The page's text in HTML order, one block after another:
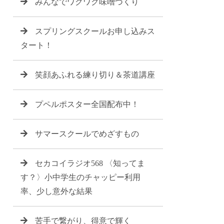
みんなでワクワク味噌づくり
スプリングスクールお申し込みス
タート！
笑顔あふれる練り切り＆茶道講座
プペルポスター全国配布中！
サマースクールでめざすもの
セカコイラジオ568 〈知ってま
す？〉小中学生のチャッピー利用
率、少し意外な結果
苦手で繋がり、得意で輝く